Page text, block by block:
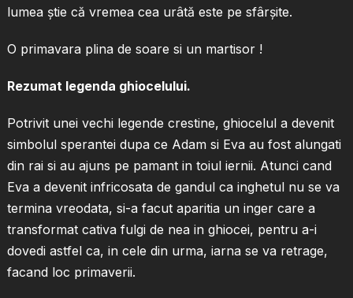
lumea ştie că vremea cea urâtă este pe sfârşite.
O primavara plina de soare si un martisor !
Rezumat legenda ghiocelului.
Potrivit unei vechi legende crestine, ghiocelul a devenit
simbolul sperantei dupa ce Adam si Eva au fost alungati
din rai si au ajuns pe pamant in toiul iernii. Atunci cand
Eva a devenit infricosata de gandul ca inghetul nu se va
termina vreodata, si-a facut aparitia un inger care a
transformat cativa fulgi de nea in ghiocei, pentru a-i
dovedi astfel ca, in cele din urma, iarna se va retrage,
facand loc primaverii.